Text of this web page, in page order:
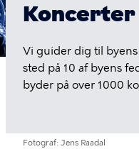
Koncerter
Vi guider dig til
sted på 10 af byens
byder på over 1000
Fotograf Jens Raadal